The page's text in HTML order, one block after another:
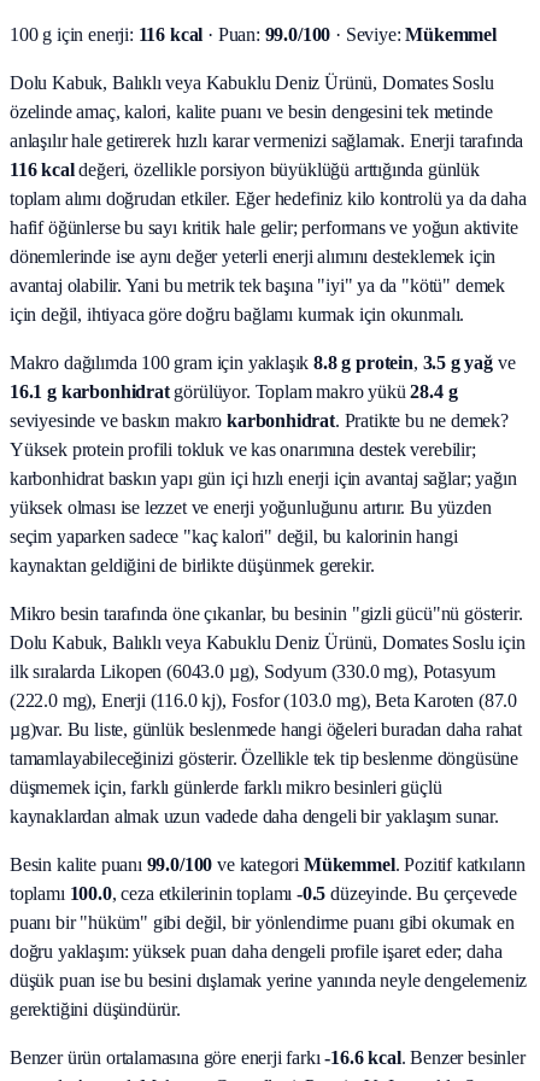
100 g için enerji: 116 kcal · Puan: 99.0/100 · Seviye: Mükemmel
Dolu Kabuk, Balıklı veya Kabuklu Deniz Ürünü, Domates Soslu
özelinde amaç, kalori, kalite puanı ve besin dengesini tek metinde
anlaşılır hale getirerek hızlı karar vermenizi sağlamak. Enerji tarafında
116 kcaldeğeri, özellikle porsiyon büyüklüğü arttığında günlük
toplam alımı doğrudan etkiler. Eğer hedefiniz kilo kontrolü ya da daha
hafif öğünlerse bu sayı kritik hale gelir; performans ve yoğun aktivite
dönemlerinde ise aynı değer yeterli enerji alımını desteklemek için
avantaj olabilir. Yani bu metrik tek başına "iyi" ya da "kötü" demek
için değil, ihtiyaca göre doğru bağlamı kurmak için okunmalı.
Makro dağılımda 100 gram için yaklaşık8.8g protein, 3.5 g yağve
16.1 g karbonhidratgörülüyor. Toplam makro yükü28.4g
seviyesinde ve baskın makro karbonhidrat. Pratikte bu ne demek?
Yüksek protein profili tokluk ve kas onarımına destek verebilir;
karbonhidrat baskın yapı gün içi hızlı enerji için avantaj sağlar; yağın
yüksek olması ise lezzet ve enerji yoğunluğunu artırır. Bu yüzden
seçim yaparken sadece "kaç kalori" değil, bu kalorinin hangi
kaynaktan geldiğini de birlikte düşünmek gerekir.
Mikro besin tarafında öne çıkanlar, bu besinin "gizli gücü"nü gösterir.
Dolu Kabuk, Balıklı veya Kabuklu Deniz Ürünü, Domates Soslu için
ilk sıralarda Likopen (6043.0 µg), Sodyum (330.0 mg), Potasyum
(222.0 mg), Enerji (116.0 kj), Fosfor (103.0 mg), Beta Karoten (87.0
µg)var. Bu liste, günlük beslenmede hangi öğeleri buradan daha rahat
tamamlayabileceğinizi gösterir. Özellikle tek tip beslenme döngüsüne
düşmemek için, farklı günlerde farklı mikro besinleri güçlü
kaynaklardan almak uzun vadede daha dengeli bir yaklaşım sunar.
Besin kalite puanı 99.0/100 ve kategori Mükemmel. Pozitif katkıların
toplamı 100.0, ceza etkilerinin toplamı -0.5 düzeyinde. Bu çerçevede
puanı bir "hüküm" gibi değil, bir yönlendirme puanı gibi okumak en
doğru yaklaşım: yüksek puan daha dengeli profile işaret eder; daha
düşük puan ise bu besini dışlamak yerine yanında neyle dengelemeniz
gerektiğini düşündürür.
Benzer ürün ortalamasına göre enerji farkı -16.6 kcal. Benzer besinler